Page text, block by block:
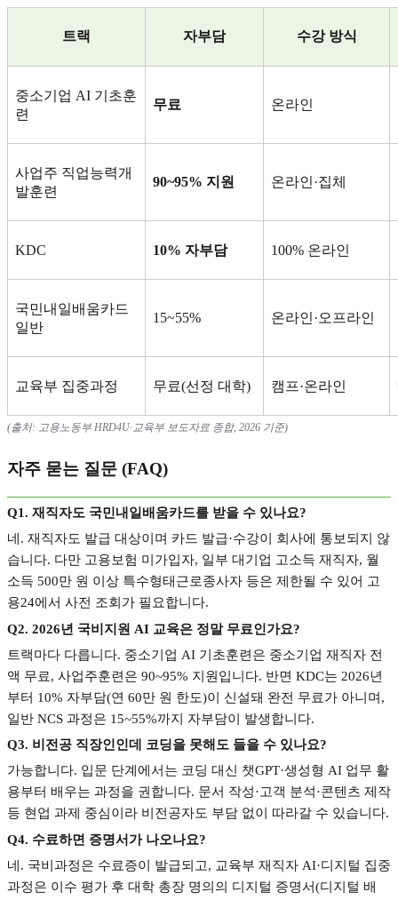
트랙 자부담 수강 방식
중소기업 AI 기초훈
련
무료 온라인
사업주 직업능력개
발훈련
90~95% 지원 온라인·집체
KDC 10% 자부담 100% 온라인
국민내일배움카드
일반
15~55% 온라인·오프라인
교육부 집중과정 무료(선정 대학) 캠프·온라인
(출처: 고용노동부 HRD4U·교육부 보도자료 종합, 2026 기준)
자주 묻는 질문 (FAQ)
Q1. 재직자도 국민내일배움카드를 받을 수 있나요?
네 . 재직자도 발급 대상이며 카드 발급·수강이 회사에 통보되지 않
습니다. 다만 고용보험 미가입자, 일부 대기업 고소득 재직자, 월
소득 500만 원 이상 특수형태근로종사자 등은 제한될 수 있어 고
용24에서 사전 조회가 필요합니다.
Q2. 2026년 국비지원 AI 교육은 정말 무료인가요?
트랙마다 다릅니다. 중소기업 AI 기초훈련은 중소기업 재직자 전
액 무료, 사업주훈련은 90~95% 지원입니다. 반면 KDC는 2026년
부터 10% 자부담(연 60만 원 한도)이 신설돼 완전 무료가 아니며 ,
일반 NCS 과정은 15~55%까지 자부담이 발생합니다.
Q3. 비전공 직장인인데 코딩을 못해도 들을 수 있나요?
가능합니다. 입문 단계에서는 코딩 대신 챗GPT·생성형 AI 업무 활
용부터 배우는 과정을 권합니다. 문서 작성·고객 분석·콘텐츠 제작
등 현업 과제 중심이라 비전공자도 부담 없이 따라갈 수 있습니다.
Q4. 수료하면 증명서가 나오나요?
네 . 국비과정은 수료증이 발급되고, 교육부 재직자 AI·디지털 집중
과정은 이수 평가 후 대학 총장 명의의 디지털 증명서(디지털 배